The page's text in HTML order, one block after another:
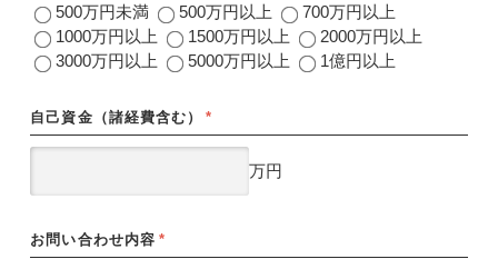
500万円未満 500万円以上
700万円以上
1000万円以上
1500万円以上
2000万円以上
3000万円以上
5000万円以上 1億円以上
自己資金（諸経費含む） *
万円
お問い合わせ内容 *